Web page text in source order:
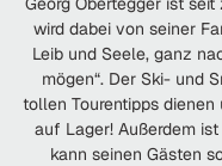
wird dabei von seiner
Leib und Seele, ganz
mögen“. Der Ski- und
tollen Tourentipps
auf Lager! Außerdem
kann seinen Gästen